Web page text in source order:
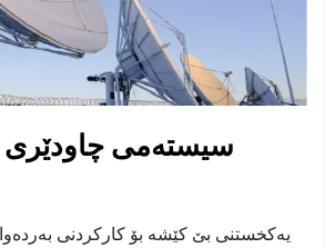
سیستەمی چاودێری
یەکخستنی بێ کێشە بۆ کارکردنی